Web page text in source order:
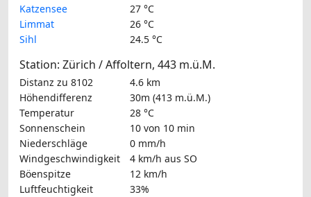
Katzensee
27 °C
Limmat
26 °C
Sihl
24.5 °C
Station: Zürich / Affoltern, 443 m.ü.M.
Distanz zu 8102
4.6 km
Höhendifferenz
30m (413 m.ü.M.)
Temperatur
28 °C
Sonnenschein
10 von 10 min
Niederschläge
0 mm/h
Windgeschwindigkeit
4 km/h aus SO
Böenspitze
12 km/h
Luftfeuchtigkeit
33%